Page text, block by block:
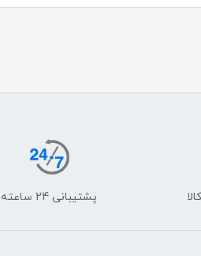
پشتیبانی 24 ساعته